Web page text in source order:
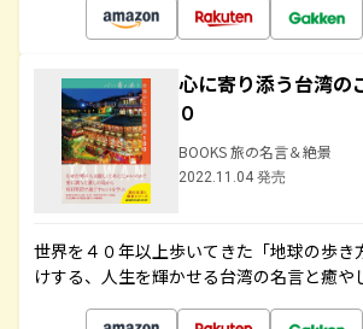
心に寄り添う台湾の
０
BOOKS 旅の名言＆絶景
2022.11.04 発売
世界を４０年以上歩いてきた「地球の歩き
けする、人生を輝かせる台湾の名言と癒や